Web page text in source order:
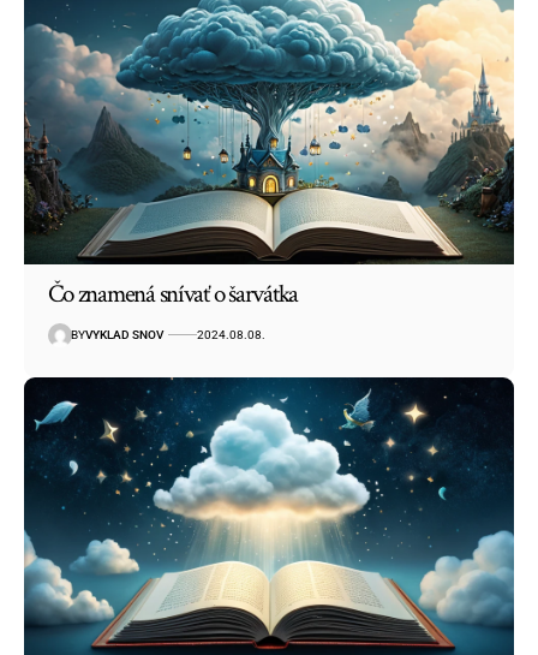
Čo znamená snívať o šarvátka
BYVYKLAD SNOV 2024.08.08.